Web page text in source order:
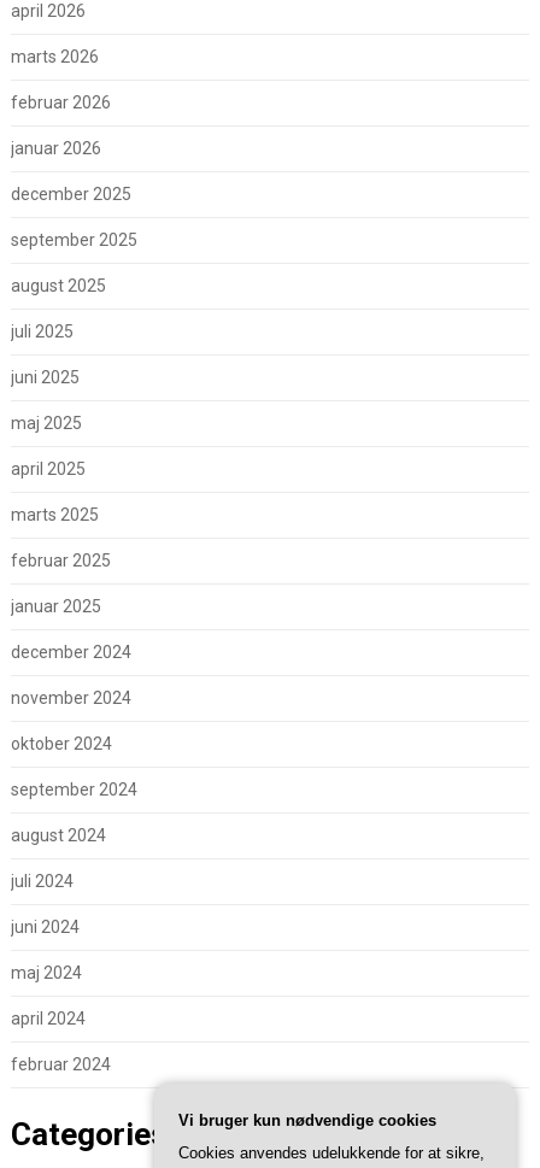
april 2026
marts 2026
februar 2026
januar 2026
december 2025
september 2025
august 2025
juli 2025
juni 2025
maj 2025
april 2025
marts 2025
februar 2025
januar 2025
december 2024
november 2024
oktober 2024
september 2024
august 2024
juli 2024
juni 2024
maj 2024
april 2024
februar 2024
Categories
Vi bruger kun nødvendige cookies
Cookies anvendes udelukkende for at sikre,